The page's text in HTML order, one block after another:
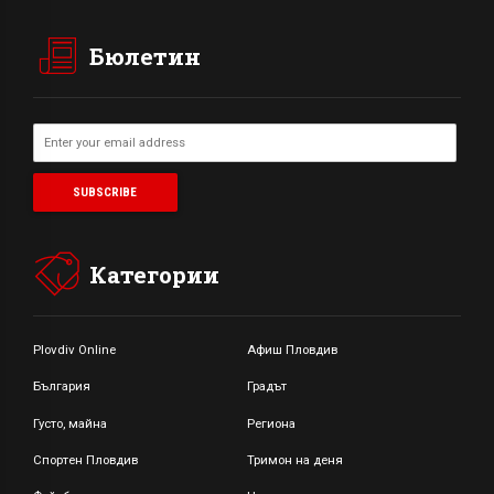
Бюлетин
Категории
Plovdiv Online Афиш Пловдив
България Градът
Густо, майна Региона
Спортен Пловдив Тримон на деня